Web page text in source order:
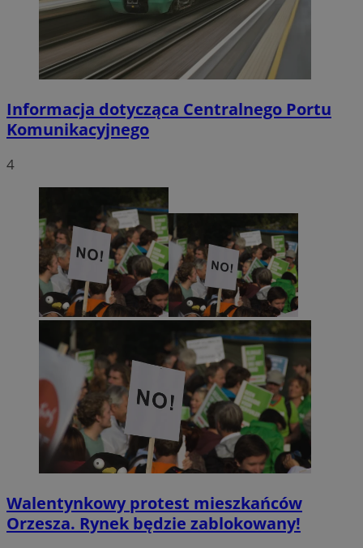
Informacja dotycząca Centralnego Portu
Komunikacyjnego
4
Walentynkowy protest mieszkańców
Orzesza. Rynek będzie zablokowany!